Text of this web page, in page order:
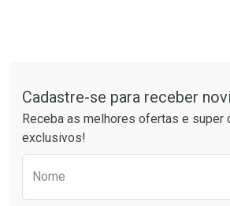
Cadastre-se para receber
Receba as melhores ofertas e super
exclusivos!
Nome